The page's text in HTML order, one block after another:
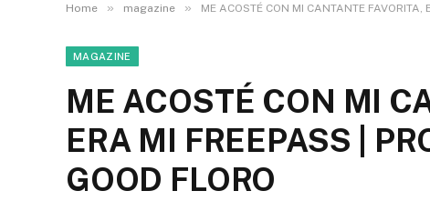
Home » magazine » ME ACOSTÉ CON MI CANTANTE FAVORITA,
MAGAZINE
ME ACOSTÉ CON MI
ERA MI FREEPASS |
GOOD FLORO